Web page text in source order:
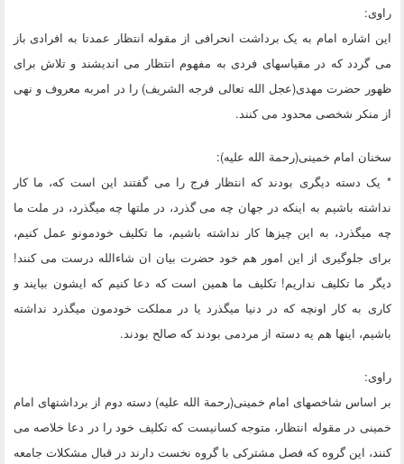
راوی:
این اشاره امام به یک برداشت انحرافی از مقوله انتظار عمدتا به افرادی باز
می گردد که در مقیاسهای فردی به مفهوم انتظار می اندیشند و تلاش برای
ظهور حضرت مهدی(عجل الله تعالی فرجه الشریف) را در امربه معروف و نهی
از منکر شخصی محدود می کنند.
سخنان امام خمینی(رحمة الله علیه):
* یک دسته دیگری بودند که انتظار فرج را می گفتند این است که، ما کار
نداشته باشیم به اینکه در جهان چه می گذرد، در ملتها چه میگذرد، در ملت ما
چه میگذرد، به این چیزها کار نداشته باشیم، ما تکلیف خودمونو عمل کنیم،
برای جلوگیری از این امور هم خود حضرت بیان ان شاءالله درست می کنند!
دیگر ما تکلیف نداریم! تکلیف ما همین است که دعا کنیم که ایشون بیایند و
کاری به کار اونچه که در دنیا میگذرد یا در مملکت خودمون میگذرد نداشته
باشیم، اینها هم یه دسته از مردمی بودند که صالح بودند.
راوی:
بر اساس شاخصهای امام خمینی(رحمة الله علیه) دسته دوم از برداشتهای امام
خمینی در مقوله انتظار، متوجه کسانیست که تکلیف خود را در دعا خلاصه می
کنند، این گروه که فصل مشترکی با گروه نخست دارند در قبال مشکلات جامعه